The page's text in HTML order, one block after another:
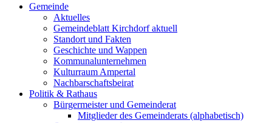
Gemeinde
Aktuelles
Gemeindeblatt Kirchdorf aktuell
Standort und Fakten
Geschichte und Wappen
Kommunalunternehmen
Kulturraum Ampertal
Nachbarschaftsbeirat
Politik & Rathaus
Bürgermeister und Gemeinderat
Mitglieder des Gemeinderats (alphabetisch)